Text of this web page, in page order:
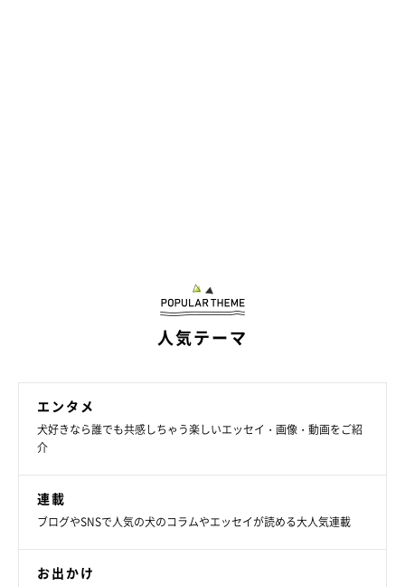
人気テーマ
エンタメ
犬好きなら誰でも共感しちゃう楽しいエッセイ・画像・動画をご紹
介
連載
ブログやSNSで人気の犬のコラムやエッセイが読める大人気連載
お出かけ